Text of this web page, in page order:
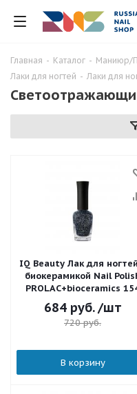
Главная - Каталог - Маниюр/
Лаки для ногтей - Лаки для
IQ Beauty Лак для
биокерамикой Nail
PROLAC+bioceramics
Blaze Twilight 12,5 мл.
684руб. /шт
720руб.
В корзину